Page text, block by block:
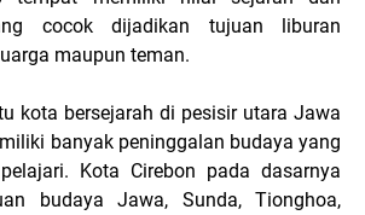
cocok dijadikan tujuan liburan
maupun teman.
kota bersejarah di pesisir utara Jawa
banyak peninggalan budaya yang
Kota Cirebon pada dasarnya
budaya Jawa, Sunda, Tionghoa,